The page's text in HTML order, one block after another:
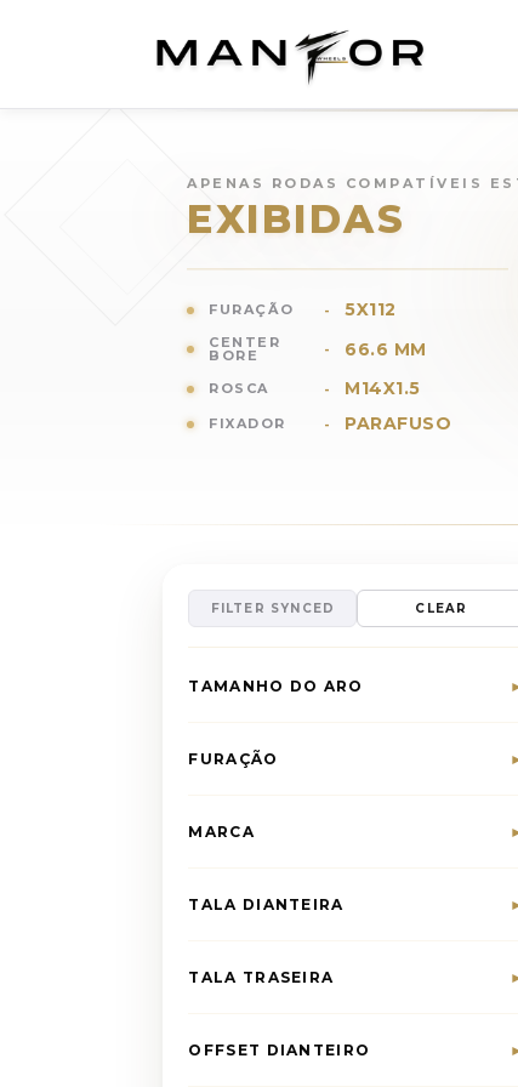
APENAS RODAS COMPATÍVEIS
EXIBIDAS
FURAÇÃO - 5X112
CENTER
BORE - 66.6 MM
ROSCA - M14X1.5
FIXADOR - PARAFUSO
FILTER SYNCED CLEAR
TAMANHO DO ARO
FURAÇÃO
MARCA
TALA DIANTEIRA
TALA TRASEIRA
OFFSET DIANTEIRO